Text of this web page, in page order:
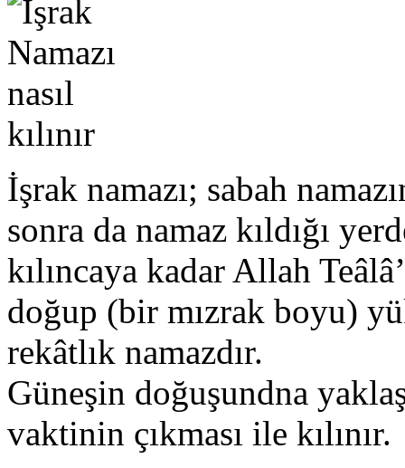
İşrak namazı; sabah
sonra da namaz kıldığı
kılıncaya kadar Allah
doğup (bir mızrak boyu)
rekâtlık namazdır.
Güneşin doğuşundna
vaktinin çıkması ile kılınır.